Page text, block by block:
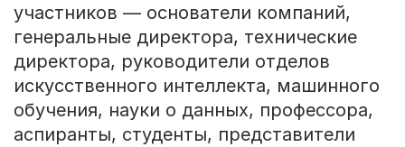
участников — основатели компаний,
генеральные директора, технические
директора, руководители отделов
искусственного интеллекта, машинного
обучения, науки о данных, профессора,
аспиранты, студенты, представители